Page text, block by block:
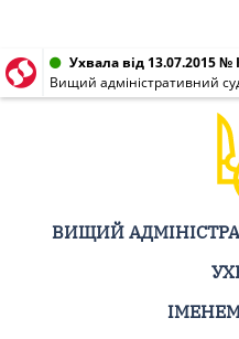
Ухвала від 13.07.2015
Вищий адміністративний
ВИЩИЙ